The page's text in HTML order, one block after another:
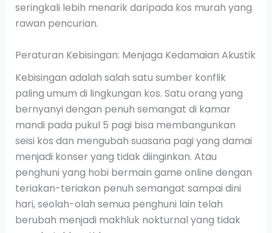
seringkali lebih menarik daripada kos murah yang
rawan pencurian.
Peraturan Kebisingan: Menjaga Kedamaian Akustik
Kebisingan adalah salah satu sumber konflik
paling umum di lingkungan kos. Satu orang yang
bernyanyi dengan penuh semangat di kamar
mandi pada pukul 5 pagi bisa membangunkan
seisi kos dan mengubah suasana pagi yang damai
menjadi konser yang tidak diinginkan. Atau
penghuni yang hobi bermain game online dengan
teriakan-teriakan penuh semangat sampai dini
hari, seolah-olah semua penghuni lain telah
berubah menjadi makhluk nokturnal yang tidak